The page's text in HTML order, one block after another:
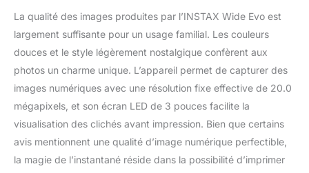
contrôle créatif avec 5
styles de film en plus du
standard, du
Cimnematic, de
l'horodatage ou des
perforations, chaque
option de style offre un
effetde type analogique
Le pack comprend
l'appareil photo, le
protège-objectif, le câble
La qualité des images produites par l’INSTAX Wide Evo est
largement suffisante pour un usage familial. Les couleurs
douces et le style légèrement nostalgique confèrent aux
photos un charme unique. L’appareil permet de capturer des
images numériques avec une résolution fixe effective de 20.0
mégapixels, et son écran LED de 3 pouces facilite la
visualisation des clichés avant impression. Bien que certains
avis mentionnent une qualité d’image numérique perfectible,
la magie de l’instantané réside dans la possibilité d’imprimer